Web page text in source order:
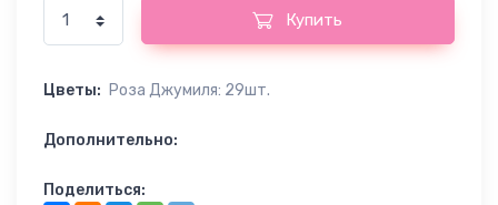
Купить
Цветы: Роза Джумиля: 29шт.
Дополнительно:
Поделиться: